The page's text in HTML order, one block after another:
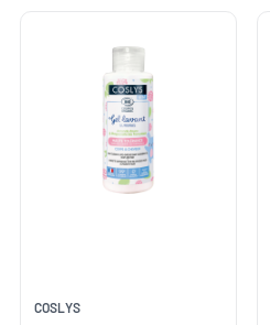
COSLYS